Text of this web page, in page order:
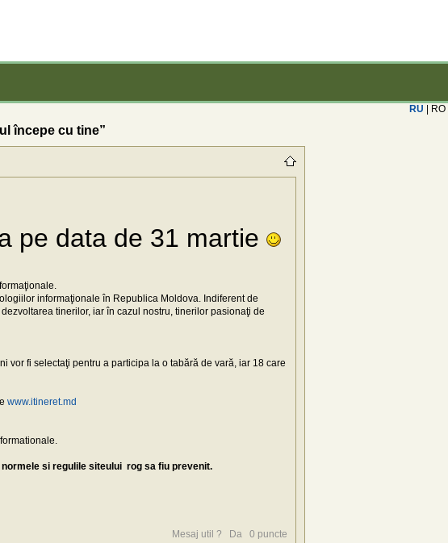
RU | RO
începe cu tine”
pe data de 31 martie
informaţionale în Republica Moldova. Indiferent de
tinerilor, iar în cazul nostru, tinerilor pasionaţi de
vor fi selectaţi pentru a participa la o tabără de vară, iar 18 care
www.itineret.md
si regulile siteului rog sa fiu prevenit.
Mesaj util ? Da 0 puncte